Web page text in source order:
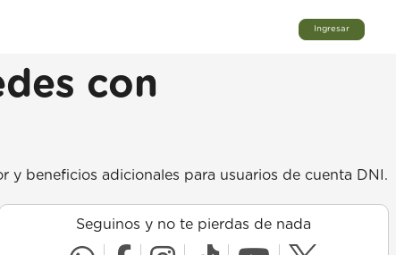
Ingresar
con
y beneficios adicionales para usuarios de cuenta DNI.
Seguinos y no te pierdas de nada